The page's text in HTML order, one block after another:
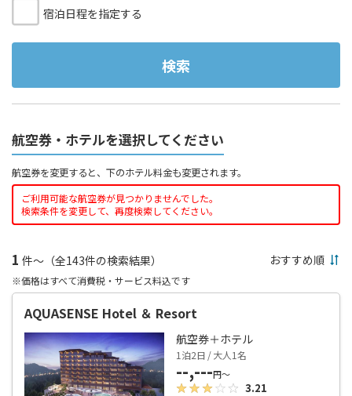
宿泊日程を指定する
検索
航空券・ホテルを選択してください
航空券を変更すると、下のホテル料金も変更されます。
ご利用可能な航空券が見つかりませんでした。
検索条件を変更して、再度検索してください。
1 件～（全143件の検索結果）
※価格はすべて消費税・サービス料込です
AQUASENSE Hotel ＆ Resort
航空券＋ホテル
1泊2日 / 大人1名
--,---円～
3.21